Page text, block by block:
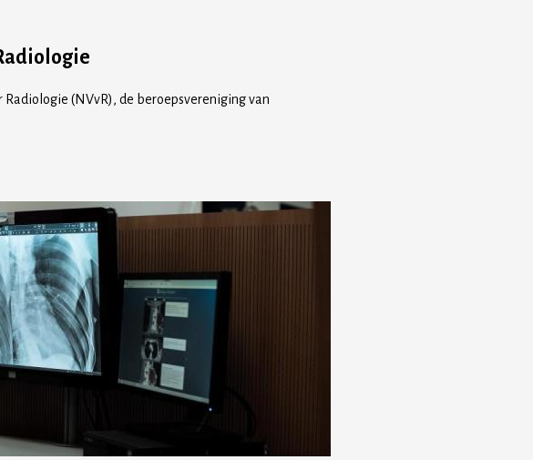
(NVvR), de beroepsvereniging van